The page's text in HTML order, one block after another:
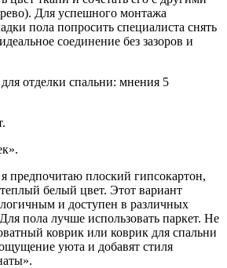
Для успешного монтажа
пола попросить специалиста снять
соединение без зазоров и
я предпочитаю плоский гипсокартон,
белый цвет. Этот вариант
и доступен в различных
пола лучше использовать паркет. Не
коврик или коврик для спальни
ощущение уюта и добавят стиля